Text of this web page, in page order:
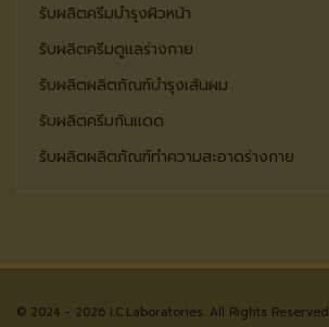
รับผลิตครีมบำรุงผิวหน้า
รับผลิตครีมดูแลร่างกาย
รับผลิตผลิตภัณฑ์บำรุงเส้นผม
รับผลิตครีมกันแดด
รับผลิตผลิตภัณฑ์ทำความสะอาดร่างกาย
© 2024 - 2026 I.C.Laboratories. All Rights Reserved.